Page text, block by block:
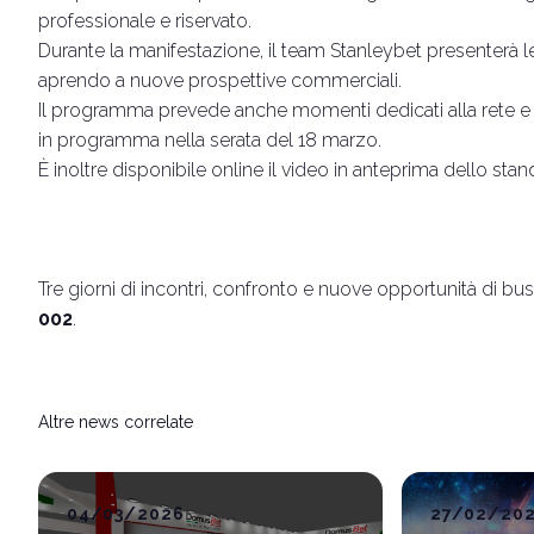
professionale e riservato.
Durante la manifestazione, il team Stanleybet
aprendo a nuove prospettive commerciali.
Il programma prevede anche momenti dedicati alla rete
in programma nella serata del 18 marzo.
È inoltre disponibile online il video in anteprima dello
Tre giorni di incontri, confronto e nuove opportunità di
002.
Altre news correlate
04/03/2026 27/02/